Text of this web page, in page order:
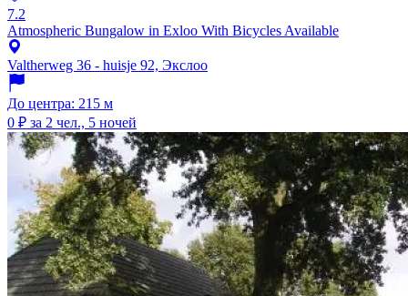
7.2
Atmospheric Bungalow in Exloo With Bicycles Available
Valtherweg 36 - huisje 92, Экслоо
До центра: 215 м
0 ₽ за 2 чел., 5 ночей